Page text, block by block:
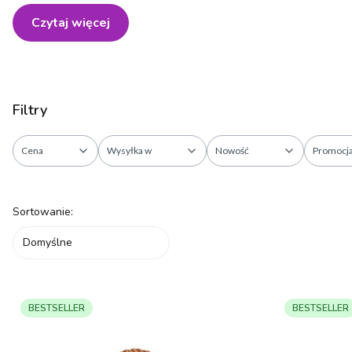
Czytaj więcej
Filtry
Cena Wysyłka w Nowość Promocja
Lista produktów
Sortowanie:
Domyślne
BESTSELLER BESTSELLER